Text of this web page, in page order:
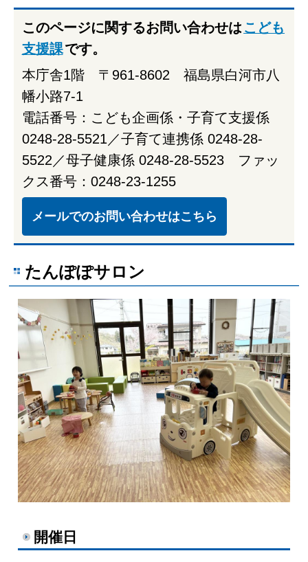
このページに関するお問い合わせは こども
支援課です。
本庁舎1階 〒961-8602 福島県白河市八
幡小路7-1
電話番号：こども企画係・子育て支援係
0248-28-5521／子育て連携係 0248-28-
5522／母子健康係 0248-28-5523 ファッ
クス番号：0248-23-1255
メールでのお問い合わせはこちら
たんぽぽサロン
開催日